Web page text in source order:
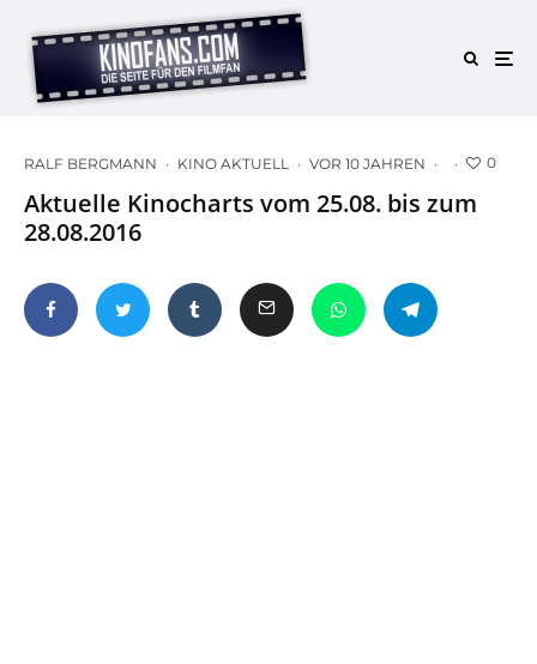
RALF BERGMANN · KINO AKTUELL · VOR 10 JAHREN · · 0
Aktuelle Kinocharts vom 25.08. bis zum
28.08.2016